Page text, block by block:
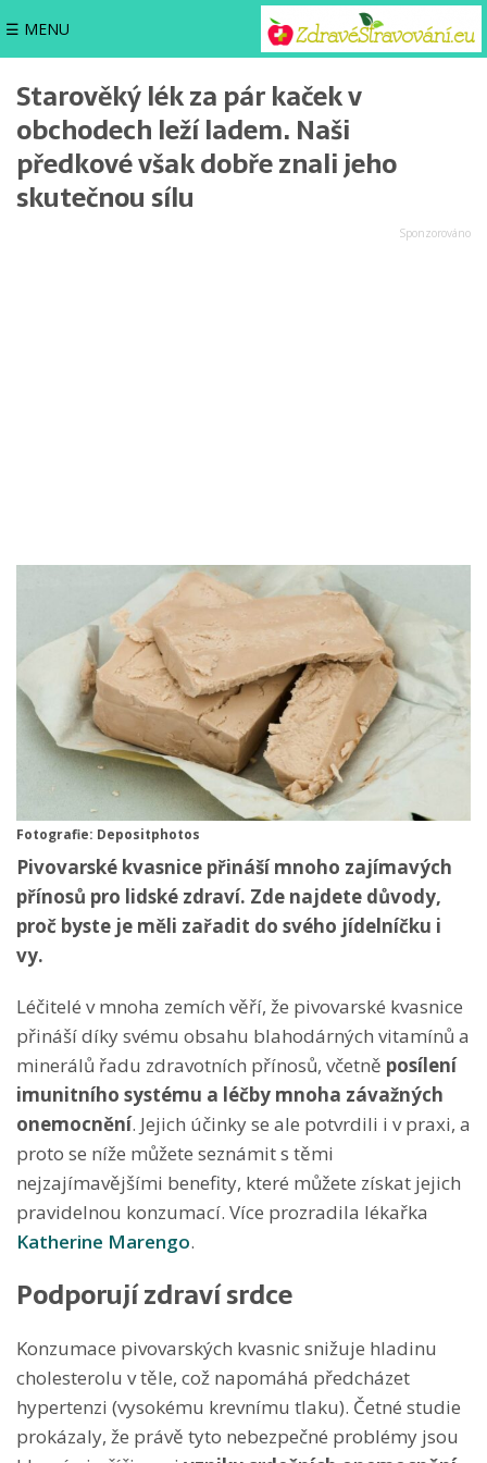
☰ MENU
Starověký lék za pár kaček v
obchodech leží ladem. Naši
předkové však dobře znali jeho
skutečnou sílu
Fotografie: Depositphotos
Pivovarské kvasnice přináší mnoho zajímavých
přínosů pro lidské zdraví. Zde najdete důvody,
proč byste je měli zařadit do svého jídelníčku i
vy.
Léčitelé v mnoha zemích věří, že pivovarské kvasnice
přináší díky svému obsahu blahodárných vitamínů a
minerálů řadu zdravotních přínosů, včetně posílení
imunitního systému a léčby mnoha závažných
onemocnění. Jejich účinky se ale potvrdili i v praxi, a
proto se níže můžete seznámit s těmi
nejzajímavějšími benefity, které můžete získat jejich
pravidelnou konzumací. Více prozradila lékařka
Katherine Marengo.
Podporují zdraví srdce
Konzumace pivovarských kvasnic snižuje hladinu
cholesterolu v těle, což napomáhá předcházet
hypertenzi (vysokému krevnímu tlaku). Četné studie
prokázaly, že právě tyto nebezpečné problémy jsou